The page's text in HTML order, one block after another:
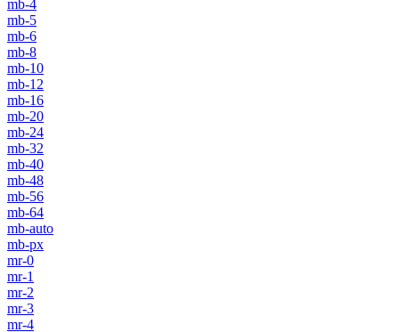
mb-4
mb-5
mb-6
mb-8
mb-10
mb-12
mb-16
mb-20
mb-24
mb-32
mb-40
mb-48
mb-56
mb-64
mb-auto
mb-px
mr-0
mr-1
mr-2
mr-3
mr-4